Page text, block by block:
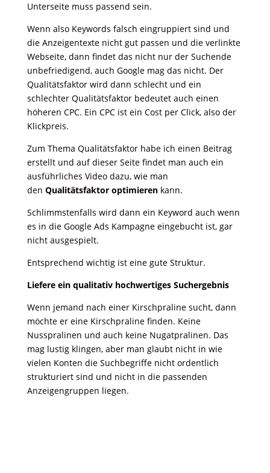
Unterseite muss passend sein.
Wenn also Keywords falsch eingruppiert sind und
die Anzeigentexte nicht gut passen und die verlinkte
Webseite, dann findet das nicht nur der Suchende
unbefriedigend, auch Google mag das nicht. Der
Qualitätsfaktor wird dann schlecht und ein
schlechter Qualitätsfaktor bedeutet auch einen
höheren CPC. Ein CPC ist ein Cost per Click, also der
Klickpreis.
Zum Thema Qualitätsfaktor habe ich einen Beitrag
erstellt und auf dieser Seite findet man auch ein
ausführliches Video dazu, wie man
den Qualitätsfaktor optimieren kann.
Schlimmstenfalls wird dann ein Keyword auch wenn
es in die Google Ads Kampagne eingebucht ist, gar
nicht ausgespielt.
Entsprechend wichtig ist eine gute Struktur.
Liefere ein qualitativ hochwertiges Suchergebnis
Wenn jemand nach einer Kirschpraline sucht, dann
möchte er eine Kirschpraline finden. Keine
Nusspralinen und auch keine Nugatpralinen. Das
mag lustig klingen, aber man glaubt nicht in wie
vielen Konten die Suchbegriffe nicht ordentlich
strukturiert sind und nicht in die passenden
Anzeigengruppen liegen.